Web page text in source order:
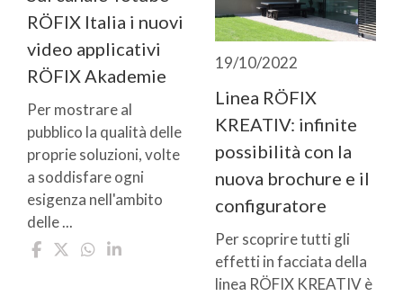
RÖFIX Italia i nuovi
video applicativi
RÖFIX Akademie
Per mostrare al
pubblico la qualità delle
proprie soluzioni, volte
a soddisfare ogni
esigenza nell'ambito
delle ...
19/10/2022
Linea RÖFIX
KREATIV: infinite
possibilità con la
nuova brochure e il
configuratore
Per scoprire tutti gli
effetti in facciata della
linea RÖFIX KREATIV è